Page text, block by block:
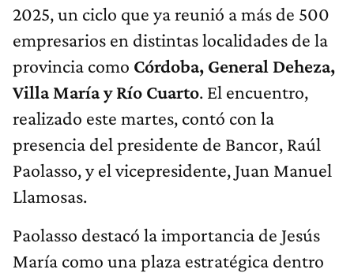
2025, un ciclo que ya reunió a más de 500
empresarios en distintas localidades de la
provincia como Córdoba, General Deheza,
Villa María y Río Cuarto. El encuentro,
realizado este martes, contó con la
presencia del presidente de Bancor, Raúl
Paolasso, y el vicepresidente, Juan Manuel
Llamosas.
Paolasso destacó la importancia de Jesús
María como una plaza estratégica dentro